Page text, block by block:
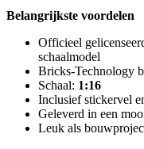
Belangrijkste voordelen
Officieel
schaalmodel
Bricks-Technology
Schaal: 1:16
Inclusief stickervel
Geleverd in een
Leuk als